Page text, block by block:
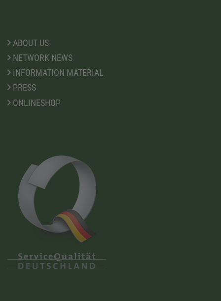
ABOUT US
NETWORK NEWS
INFORMATION MATERIAL
PRESS
ONLINESHOP